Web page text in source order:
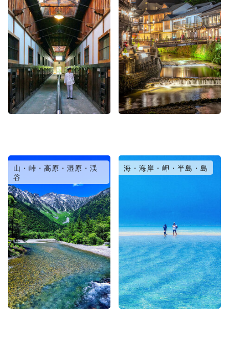
山・峠・高原・湿原・渓
谷
海・海岸・岬・半島・島